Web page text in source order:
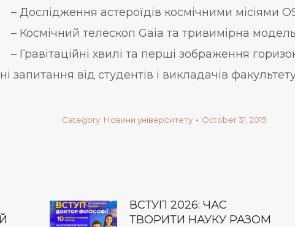
– Дослідження астероїдів космічними місіями
– Космічний телескоп Gaia та тривимірна
– Гравітаційні хвилі та перші зображення
запитання від студентів і викладачів
Category: Новини університету October 31, 2019
ВСТУП 2026: ЧАС
ТВОРИТИ НАУКУ РАЗОМ